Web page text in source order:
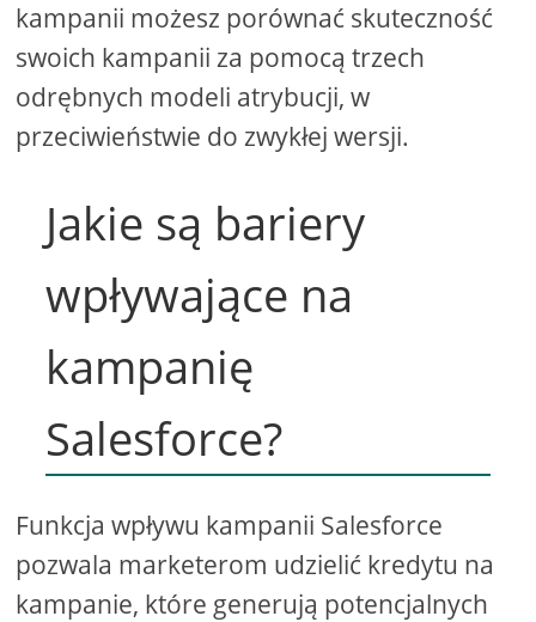
kampanii możesz porównać skuteczność
swoich kampanii za pomocą trzech
odrębnych modeli atrybucji, w
przeciwieństwie do zwykłej wersji.
Jakie są bariery
wpływające na
kampanię
Salesforce?
Funkcja wpływu kampanii Salesforce
pozwala marketerom udzielić kredytu na
kampanie, które generują potencjalnych